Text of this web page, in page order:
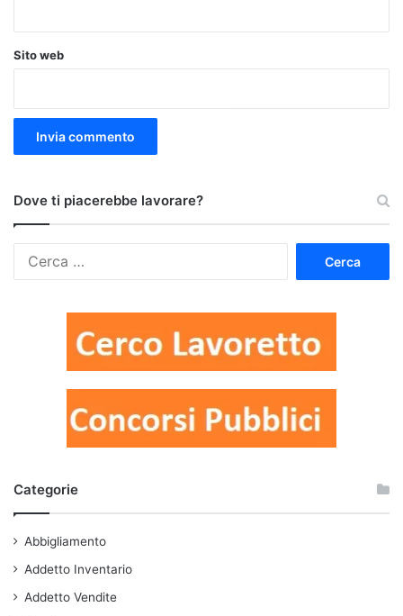
Sito web
Dove ti piacerebbe lavorare?
Categorie
Abbigliamento
Addetto Inventario
Addetto Vendite